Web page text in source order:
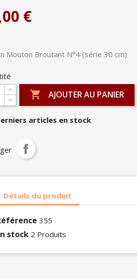
€
Mouton Broutant N°4 (série 30 cm)
 AJOUTER AU PANIER
articles en stock
Détails du produit
355
stock 2 Produits